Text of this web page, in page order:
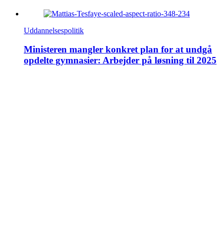
Uddannelsespolitik
Ministeren mangler konkret plan for at undgå
opdelte gymnasier: Arbejder på løsning til 2025